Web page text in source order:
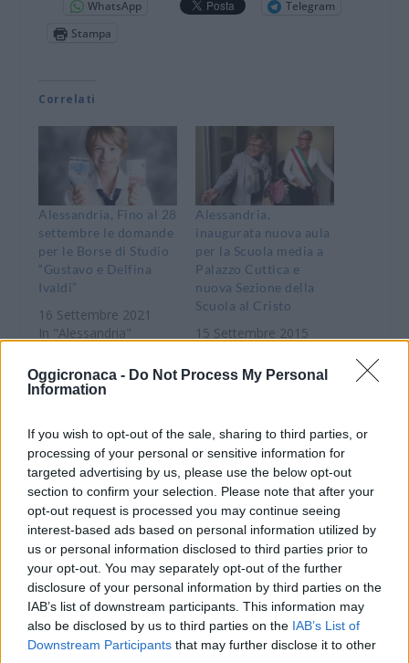
Oggicronaca - Do Not Process My Personal
Information
If you wish to opt-out of the sale, sharing to third parties, or
processing of your personal or sensitive information for
targeted advertising by us, please use the below opt-out
section to confirm your selection. Please note that after your
opt-out request is processed you may continue seeing
interest-based ads based on personal information utilized by
us or personal information disclosed to third parties prior to
your opt-out. You may separately opt-out of the further
disclosure of your personal information by third parties on the
IAB’s list of downstream participants. This information may
also be disclosed by us to third parties on the IAB’s List of
Downstream Participants that may further disclose it to other
WhatsApp
Telegram
Stampa
Correlati
Alessandria, Fino al 28
settembre le domande
per le Borse di Studio
“Gustavo e Delfina
Ivaldi”
16 Settembre 2021
In "Alessandria"
Alessandria,
inaugurata nuova aula
per la Scuola media a
Palazzo Cuttica e
nuova Sezione della
Scuola al Cristo
15 Settembre 2015
ALESSANDRIA: Gli
studenti della scuola
“Carducci” e del
Conservatorio
“Vivaldi” in caserma
dalla Finanza
4 Novembre 2013
In "Alessandria"